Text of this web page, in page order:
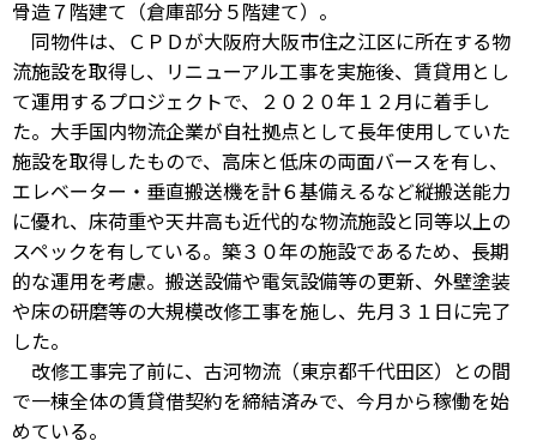
骨造７階建て（倉庫部分５階建て）。
同物件は、ＣＰＤが大阪府大阪市住之江区に所在する物
流施設を取得し、リニューアル工事を実施後、賃貸用とし
て運用するプロジェクトで、２０２０年１２月に着手し
た。大手国内物流企業が自社拠点として長年使用していた
施設を取得したもので、高床と低床の両面バースを有し、
エレベーター・垂直搬送機を計６基備えるなど縦搬送能力
に優れ、床荷重や天井高も近代的な物流施設と同等以上の
スペックを有している。築３０年の施設であるため、長期
的な運用を考慮。搬送設備や電気設備等の更新、外壁塗装
や床の研磨等の大規模改修工事を施し、先月３１日に完了
した。
改修工事完了前に、古河物流（東京都千代田区）との間
で一棟全体の賃貸借契約を締結済みで、今月から稼働を始
めている。